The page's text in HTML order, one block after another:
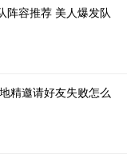
阵容推荐 美人爆发队
精邀请好友失败怎么